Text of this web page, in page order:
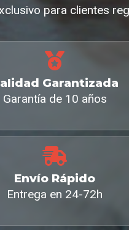
para clientes
Garantizada
Garantía de 10 años
Envío Rápido
Entrega en 24-72h